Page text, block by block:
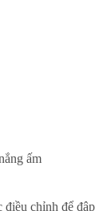
ấm
điều chỉnh để đập